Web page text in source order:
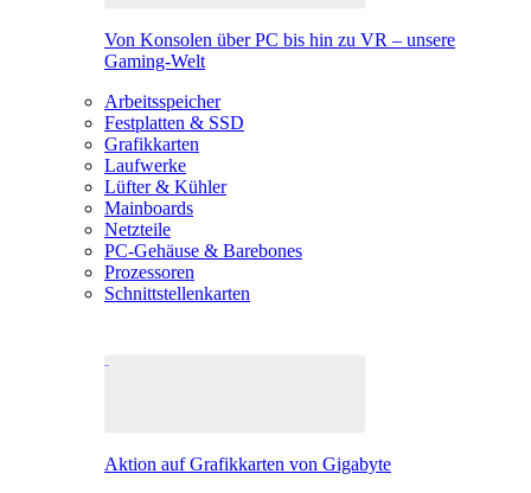
Von Konsolen über PC bis hin zu VR – unsere
Gaming-Welt
Arbeitsspeicher
Festplatten & SSD
Grafikkarten
Laufwerke
Lüfter & Kühler
Mainboards
Netzteile
PC-Gehäuse & Barebones
Prozessoren
Schnittstellenkarten
Aktion auf Grafikkarten von Gigabyte